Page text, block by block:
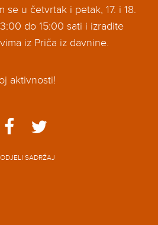
se u četvrtak i petak, 17. i 18.
do 15:00 sati i izradite
iz Priča iz davnine.
aktivnosti!
SADRŽAJ